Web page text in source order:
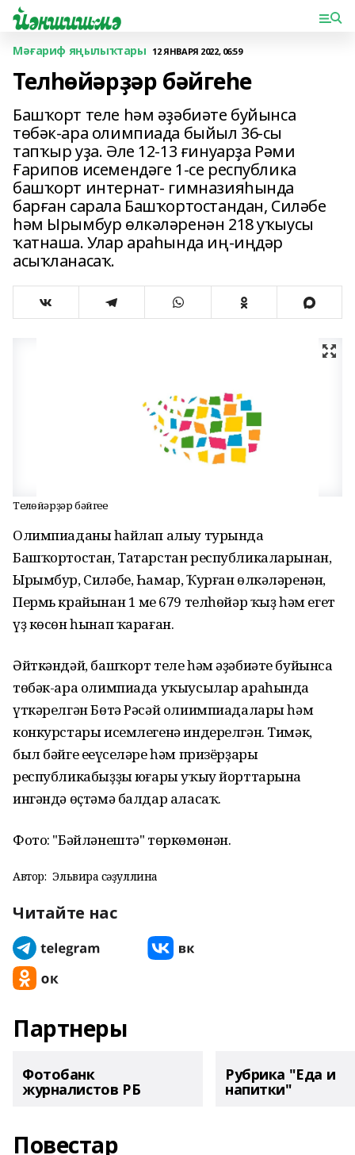
Мәғариф яңылыҡтары 12 ЯНВАРЯ 2022, 06:59
Телһөйәрҙәр бәйгеһе
Башҡорт теле һәм әҙәбиәте буйынса
төбәк-ара олимпиада быйыл 36-сы
тапҡыр уҙа. Әле 12-13 ғинуарҙа Рәми
Ғарипов исемендәге 1-се республика
башҡорт интернат- гимназияһында
барған сарала Башҡортостандан, Силәбе
һәм Ырымбур өлкәләренән 218 уҡыусы
ҡатнаша. Улар араһында иң-иңдәр
асыҡланасаҡ.
Телһөйәрҙәр бәйгеһе
Олимпиаданың һайлап алыу турында
Башҡортостан, Татарстан республикаларынан,
Ырымбур, Силәбе, Һамар, Ҡурған өлкәләренән,
Пермь крайынан 1 мең 679 телһөйәр ҡыҙ һәм егет
үҙ көсөн һынап ҡараған.
Әйткәндәй, башҡорт теле һәм әҙәбиәте буйынса
төбәк-ара олимпиада уҡыусылар араһында
үткәрелгән Бөтә Рәсәй олиимпиадалары һәм
конкурстары исемлегенә индерелгән. Тимәк,
был бәйге еңеүселәре һәм призёрҙары
республикабыҙҙың юғары уҡыу йорттарына
ингәндә өҫтәмә балдар аласаҡ.
Фото: "Бәйләнештә" төркөмөнән.
Автор: Эльвира Әсәҙуллина
Читайте нас
Партнеры
Фотобанк
журналистов РБ
Рубрика "Еда и
напитки"
Повестар